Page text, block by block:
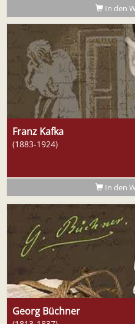
In den
Franz Kafka
(1883-1924)
In den
Georg Büchner